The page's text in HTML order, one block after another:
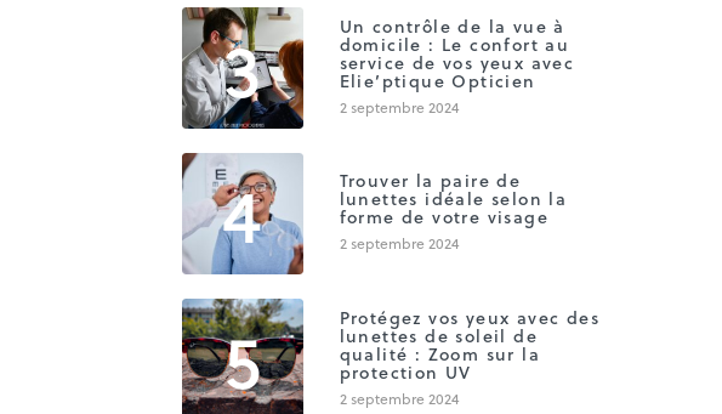
3 Un contrôle de la vue à
domicile : Le confort au
service de vos yeux avec
Elie’ptique Opticien
2 septembre 2024
4 Trouver la paire de
lunettes idéale selon la
forme de votre visage
2 septembre 2024
5 Protégez vos yeux avec des
lunettes de soleil de
qualité : Zoom sur la
protection UV
2 septembre 2024